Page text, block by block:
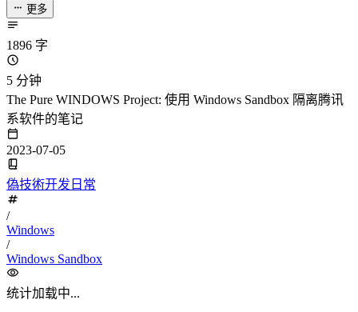
更多
1896 字
5 分钟
The Pure WINDOWS Project: 使用 Windows Sandbox 隔离腾讯
系软件的笔记
2023-07-05
偽技術开发日常
/
Windows
/
Windows Sandbox
统计加载中...